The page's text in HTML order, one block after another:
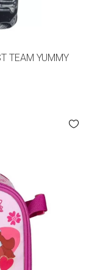
YUMMY